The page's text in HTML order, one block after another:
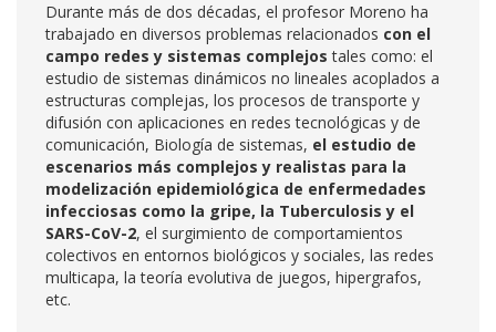
Durante más de dos décadas, el profesor Moreno ha
trabajado en diversos problemas relacionados con el
campo redes y sistemas complejostales como: el
estudio de sistemas dinámicos no lineales acoplados a
estructuras complejas, los procesos de transporte y
difusión con aplicaciones en redes tecnológicas y de
comunicación, Biología de sistemas, el estudio de
escenarios más complejos y realistas para la
modelización epidemiológica de enfermedades
infecciosas como la gripe, la Tuberculosis y el
SARS-CoV-2, el surgimiento de comportamientos
colectivos en entornos biológicos y sociales, las redes
multicapa, la teoría evolutiva de juegos, hipergrafos,
etc.